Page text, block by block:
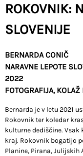
ROKOVNIK:
SLOVENIJE
BERNARDA CONIČ
NARAVNE LEPOTE
2022
FOTOGRAFIJA,
Bernarda je v letu 2021
Rokovnik ter koledar
kulturne dediščine.
kraj. Rokovnik bogatijo
Planine, Pirana, Julijskih